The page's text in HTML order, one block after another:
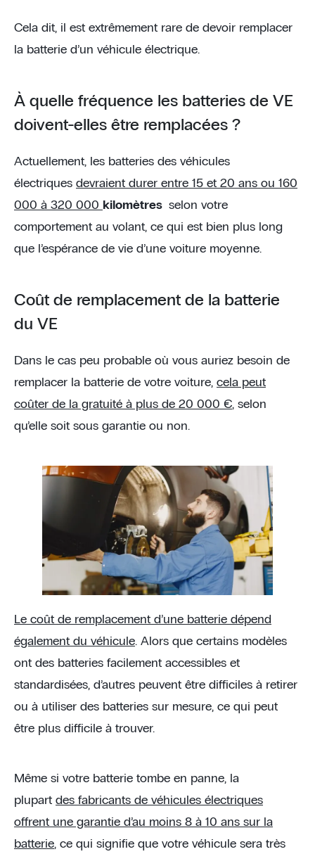
Cela dit, il est extrêmement rare de devoir remplacer
la batterie d’un véhicule électrique.
À quelle fréquence les batteries de VE
doivent-elles être remplacées ?
Actuellement, les batteries des véhicules
électriques devraient durer entre 15 et 20 ans ou 160
000 à 320 000 kilomètres selon votre
comportement au volant, ce qui est bien plus long
que l’espérance de vie d’une voiture moyenne.
Coût de remplacement de la batterie
du VE
Dans le cas peu probable où vous auriez besoin de
remplacer la batterie de votre voiture, cela peut
coûter de la gratuité à plus de 20 000 €, selon
qu’elle soit sous garantie ou non.
Le coût de remplacement d’une batterie dépend
également du véhicule. Alors que certains modèles
ont des batteries facilement accessibles et
standardisées, d’autres peuvent être difficiles à retirer
ou à utiliser des batteries sur mesure, ce qui peut
être plus difficile à trouver.
Même si votre batterie tombe en panne, la
plupart des fabricants de véhicules électriques
offrent une garantie d’au moins 8 à 10 ans sur la
batterie, ce qui signifie que votre véhicule sera très